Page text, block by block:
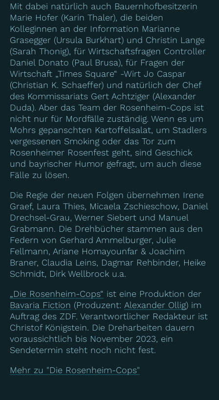
Mit dabei natürlich auch Bauernhofbesitzerin
Marie Hofer (Karin Thaler), die beiden
Kolleginnen an der Information Marianne
Grasegger (Ursula Burkhart) und Christin Lange
(Sarah Thonig), für Wirtschaftsfragen Controller
Daniel Donato (Paul Brusa), für Fragen der
Wirtschaft „Times Square“ -Wirt Jo Caspar
(Christian K. Schaeffer) und natürlich der Chef
des Kommissariats Gert Achtziger (Alexander
Duda). Aber das Team der Rosenheim-Cops ist
nicht nur für Mordfälle zuständig. Wenn es um
Mohrs gepanschten Kartoffelsalat, um Stadlers
vergessenen Smoking oder das Tor zum
Rosenheimer Rosenfest geht, sind Geschick
und bayrischer Humor gefragt, um auch diese
Fälle zu lösen.
Die Regie der neuen Folgen übernehmen Irene
Graef, Laura Thies, Micaela Zschieschow, Daniel
Drechsel-Grau, Werner Siebert und Manuel
Grabmann. Die Drehbücher stammen aus den
Federn von Gerhard Ammelburger, Julie
Fellmann, Ariane Homayounfar & Joachim
Braner, Claudia Leins, Dagmar Rehbinder, Heike
Schmidt, Dirk Wellbrock u.a.
„Die Rosenheim-Cops“ ist eine Produktion der
Bavaria Fiction (Produzent: Alexander Ollig) im
Auftrag des ZDF. Verantwortlicher Redakteur ist
Christof Königstein. Die Dreharbeiten dauern
voraussichtlich bis November 2023, ein
Sendetermin steht noch nicht fest.
Mehr zu "Die Rosenheim-Cops"